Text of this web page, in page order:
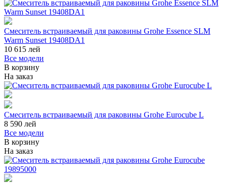
Смеситель встраиваемый для раковины Grohe Essence SLM
Warm Sunset 19408DA1
10 615 лей
Все модели
В корзину
На заказ
Смеситель встраиваемый для раковины Grohe Eurocube L
8 590 лей
Все модели
В корзину
На заказ